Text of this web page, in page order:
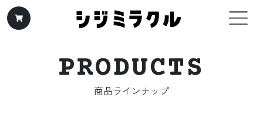
コンテンツへスキップ
メインナビゲーション
PRODUCTS
商品ラインナップ